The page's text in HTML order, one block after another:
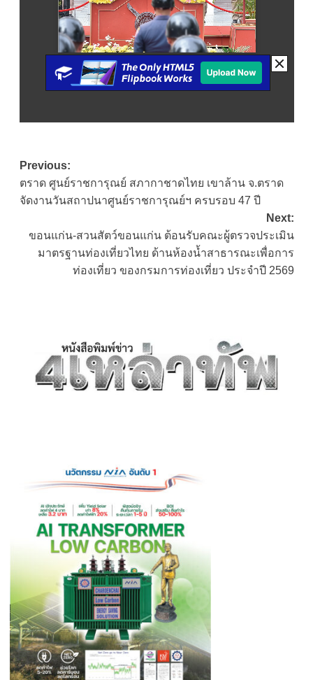
Post
navigation
Previous:
ตราด ศูนย์ราชการุณย์ สภากาชาดไทย เขาล้าน จ.ตราด
จัดงานวันสถาปนาศูนย์ราชการุณย์ฯ ครบรอบ 47 ปี
Next:
ขอนแก่น-สวนสัตว์ขอนแก่น ต้อนรับคณะผู้ตรวจประเมิน
มาตรฐานท่องเที่ยวไทย ด้านห้องน้ำสาธารณะเพื่อการ
ท่องเที่ยว ของกรมการท่องเที่ยว ประจำปี 2569